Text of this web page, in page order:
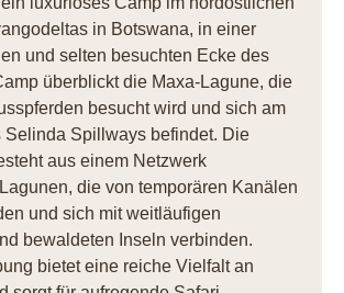
in Botswana, in einer
und selten besuchten Ecke des
überblickt die Maxa-Lagune, die
besucht wird und sich am
Selinda Spillways befindet. Die
aus einem Netzwerk
die von temporären Kanälen
und sich mit weitläufigen
bewaldeten Inseln verbinden.
bietet eine reiche Vielfalt an